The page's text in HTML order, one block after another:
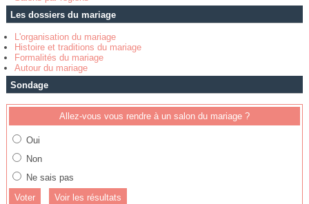
Les dossiers du mariage
L'organisation du mariage
Histoire et traditions du mariage
Formalités du mariage
Autour du mariage
Sondage
Allez-vous vous rendre à un salon du mariage ?
Oui
Non
Ne sais pas
Voir les résultats